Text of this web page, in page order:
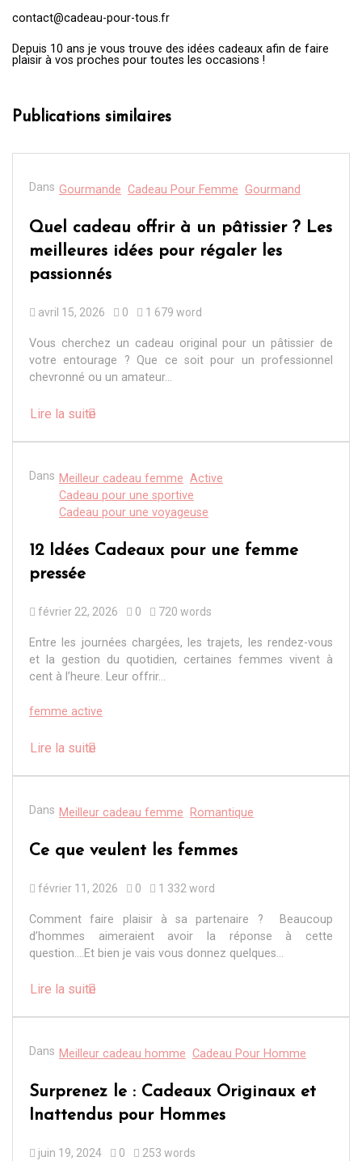
contact@cadeau-pour-tous.fr
Depuis 10 ans je vous trouve des idées cadeaux afin de faire
plaisir à vos proches pour toutes les occasions !
Publications similaires
Dans Gourmande Cadeau Pour Femme Gourmand
Quel cadeau offrir à un pâtissier ? Les
meilleures idées pour régaler les
passionnés
avril 15, 2026 0 1 679 word
Vous cherchez un cadeau original pour un pâtissier de
votre entourage ? Que ce soit pour un professionnel
chevronné ou un amateur...
Lire la suite
Dans Meilleur cadeau femme Active
Cadeau pour une sportive
Cadeau pour une voyageuse
12 Idées Cadeaux pour une femme
pressée
février 22, 2026 0 720 words
Entre les journées chargées, les trajets, les rendez-vous
et la gestion du quotidien, certaines femmes vivent à
cent à l’heure. Leur offrir...
femme active
Lire la suite
Dans Meilleur cadeau femme Romantique
Ce que veulent les femmes
février 11, 2026 0 1 332 word
Comment faire plaisir à sa partenaire ? Beaucoup
d’hommes aimeraient avoir la réponse à cette
question….Et bien je vais vous donnez quelques...
Lire la suite
Dans Meilleur cadeau homme Cadeau Pour Homme
Surprenez le : Cadeaux Originaux et
Inattendus pour Hommes
juin 19, 2024 0 253 words